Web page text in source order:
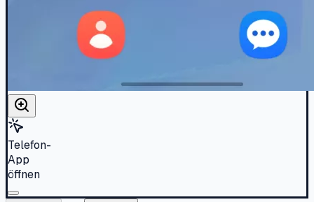
Telefon-
App
öffnen